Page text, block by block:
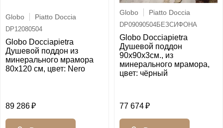
Globo Piatto Doccia
DP12080504
Globo Docciapietra
Душевой поддон из
минерального мрамора
80x120 см, цвет: Nero
89 286
Globo Piatto Doccia
DP09090504БЕЗСИФОНА
Globo Docciapietra
Душевой поддон
90х90х3см., из
минерального мрамора,
цвет: чёрный
77 674